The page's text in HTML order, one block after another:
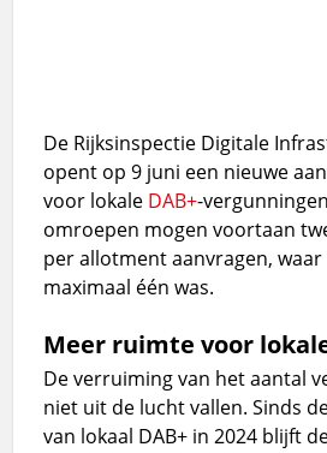
De Rijksinspectie Digitale
opent op 9 juni een nieuwe
voor lokale DAB+-
omroepen mogen voortaan
per allotment aanvragen,
maximaal één was.
Meer ruimte voor
De verruiming van het aantal
niet uit de lucht vallen. Sinds
van lokaal DAB+ in 2024 blijft